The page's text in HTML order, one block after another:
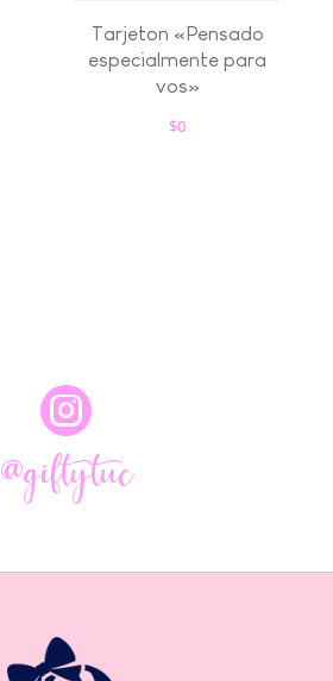
Tarjeton «Pensado
especialmente para
vos»
$0

@giftytuc